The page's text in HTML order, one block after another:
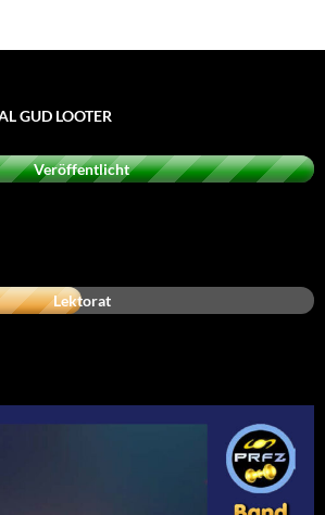
GUD LOOTER
Veröffentlicht
Lektorat